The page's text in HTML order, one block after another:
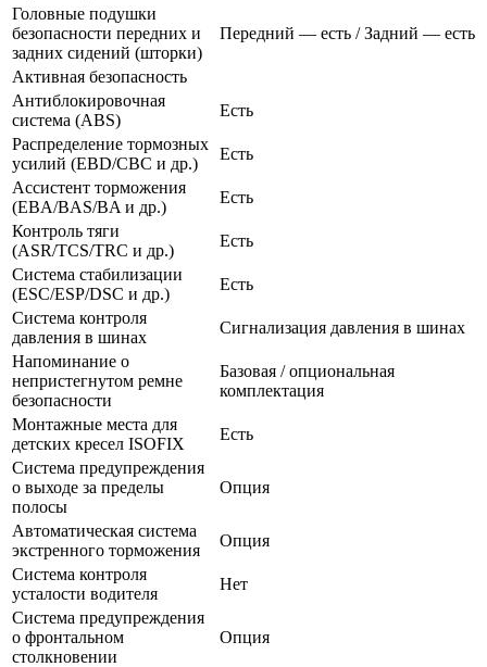
Головные подушки
безопасности передних и
задних сидений (шторки)
Передний — есть / Задний — есть
Активная безопасность
Антиблокировочная
система (ABS)
Есть
Распределение тормозных
усилий (EBD/CBC и др.)
Есть
Ассистент торможения
(EBA/BAS/BA и др.)
Есть
Контроль тяги
(ASR/TCS/TRC и др.)
Есть
Система стабилизации
(ESC/ESP/DSC и др.)
Есть
Система контроля
давления в шинах
Сигнализация давления в шинах
Напоминание о
непристегнутом ремне
безопасности
Базовая / опциональная
комплектация
Монтажные места для
детских кресел ISOFIX
Есть
Система предупреждения
о выходе за пределы
полосы
Опция
Автоматическая система
экстренного торможения
Опция
Система контроля
усталости водителя
Нет
Система предупреждения
о фронтальном
столкновении
Опция